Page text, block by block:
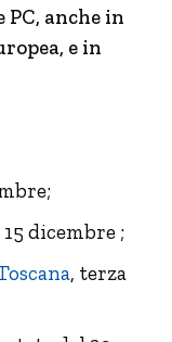
anche in
e in
dicembre ;
, terza